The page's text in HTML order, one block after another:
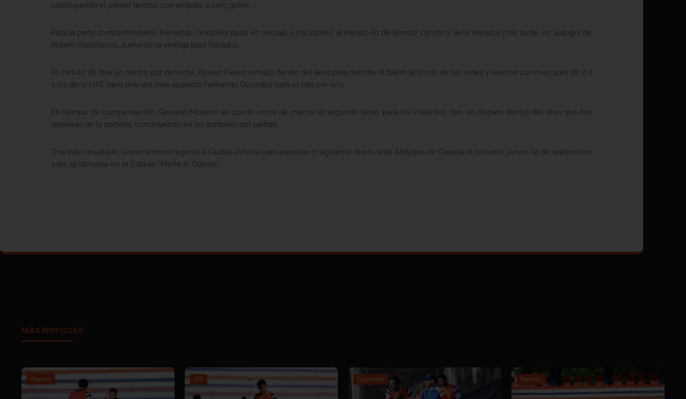
concluyendo el primer tiempo con empate a cero goles.
Para la parte complementaria, Fernando González puso en ventaja a los locales al minuto 61 de tiempo corrido y siete minutos más tarde, un autogol de
Rubén Castellanos, aumentó la ventaja para Dorados.
Al minuto 78, tras un centro por derecha, Alonso Flores remató dentro del área para mandar el balón al fondo de las redes y acercar con marcador de 2-1
a los de la UAT, pero una vez más apareció Fernando González para el tres por uno.
En tiempo de compensación, Gerardo Moreno se quedó cerca de marcar el segundo tanto para los visitantes, con un disparo dentro del área que fue
desviado de la portería, concluyendo así las acciones del partido.
Tras este resultado, Correcaminos regresa a Ciudad Victoria para preparar el siguiente duelo ante Alebrijes de Oaxaca el próximo jueves 12 de septiembre
a las 19:00 horas en el Estadio “Marte R. Gómez”.
MÁS NOTICIAS
Premier TDP Expansión Premier